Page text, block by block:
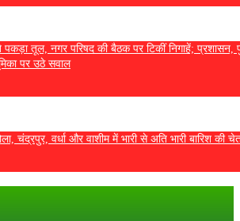
पकड़ा तूल, नगर परिषद की बैठक पर टिकीं निगाहें; प्रशासन,
पर उठे सवाल
वर्धा और वाशीम में भारी से अति भारी बारिश की